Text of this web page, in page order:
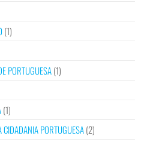
(1)
PORTUGUESA(1)
(1)
CIDADANIA PORTUGUESA(2)